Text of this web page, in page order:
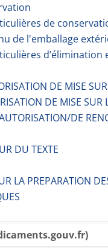
de
de l'emballage
d’élimination
DE MISE
DE MISE SUR
DE
DU TEXTE
LA PREPARATION